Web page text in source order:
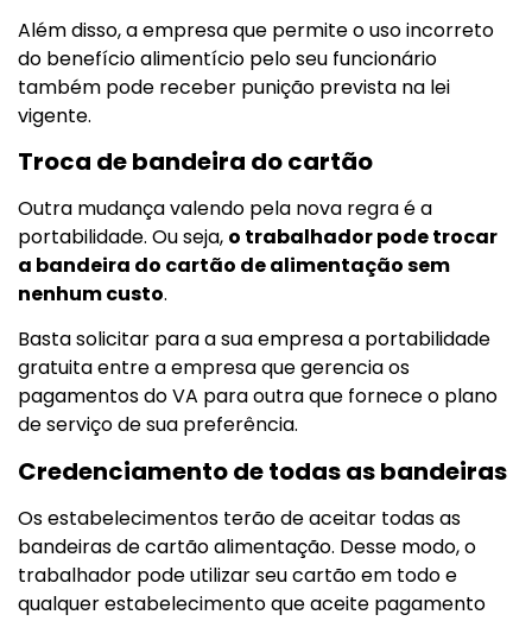
Além disso, a empresa que permite o uso incorreto
do benefício alimentício pelo seu funcionário
também pode receber punição prevista na lei
vigente.
Troca de bandeira do cartão
Outra mudança valendo pela nova regra é a
portabilidade. Ou seja, o trabalhador pode trocar
a bandeira do cartão de alimentação sem
nenhum custo.
Basta solicitar para a sua empresa a portabilidade
gratuita entre a empresa que gerencia os
pagamentos do VA para outra que fornece o plano
de serviço de sua preferência.
Credenciamento de todas as bandeiras
Os estabelecimentos terão de aceitar todas as
bandeiras de cartão alimentação. Desse modo, o
trabalhador pode utilizar seu cartão em todo e
qualquer estabelecimento que aceite pagamento